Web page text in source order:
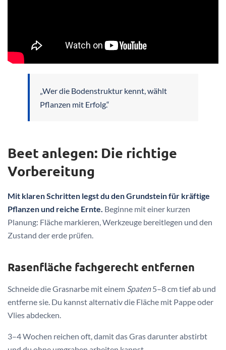
„Wer die Bodenstruktur kennt, wählt
Pflanzen mit Erfolg.“
Beet anlegen: Die richtige
Vorbereitung
Mit klaren Schritten legst du den Grundstein für kräftige
Pflanzen und reiche Ernte. Beginne mit einer kurzen
Planung: Fläche markieren, Werkzeuge bereitlegen und den
Zustand der erde prüfen.
Rasenfläche fachgerecht entfernen
Schneide die Grasnarbe mit einem Spaten5–8 cm tief ab und
entferne sie. Du kannst alternativ die Fläche mit Pappe oder
Vlies abdecken.
3–4 Wochen reichen oft, damit das Gras darunter abstirbt